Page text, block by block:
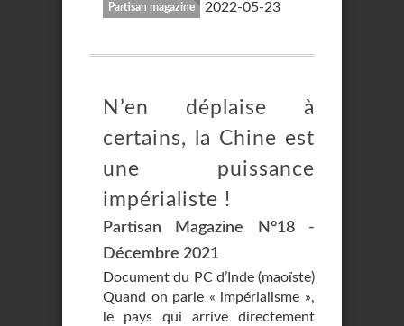
Partisan magazine 2022-05-23
N’en déplaise à
certains, la Chine est
une puissance
impérialiste !
Partisan Magazine N°18 -
Décembre 2021
Document du PC d’Inde (maoïste)
Quand on parle « impérialisme »,
le pays qui arrive directement